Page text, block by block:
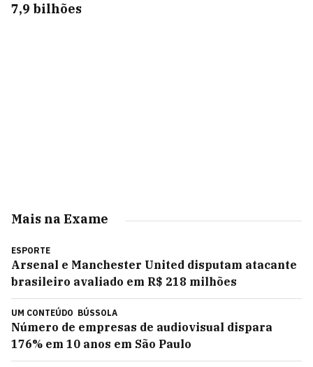
7,9 bilhões
Mais na Exame
ESPORTE
Arsenal e Manchester United disputam atacante
brasileiro avaliado em R$ 218 milhões
UM CONTEÚDO BÚSSOLA
Número de empresas de audiovisual dispara
176% em 10 anos em São Paulo